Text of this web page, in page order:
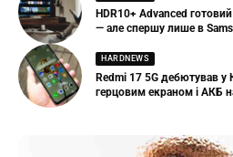
HDR10+ Advanced
— але спершу лише в
HARDNEWS
Redmi 17 5G дебютував у
герцовим екраном і АКБ